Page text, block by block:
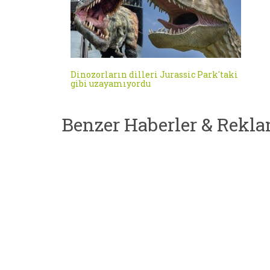
Dinozorların dilleri Jurassic Park'taki
gibi uzayamıyordu
Benzer Haberler &